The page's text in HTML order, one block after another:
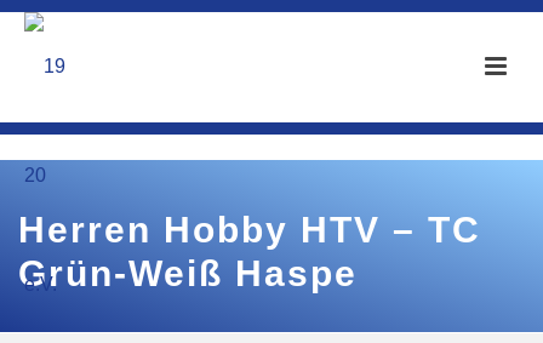
Herren Hobby HTV – TC
Grün-Weiß Haspe